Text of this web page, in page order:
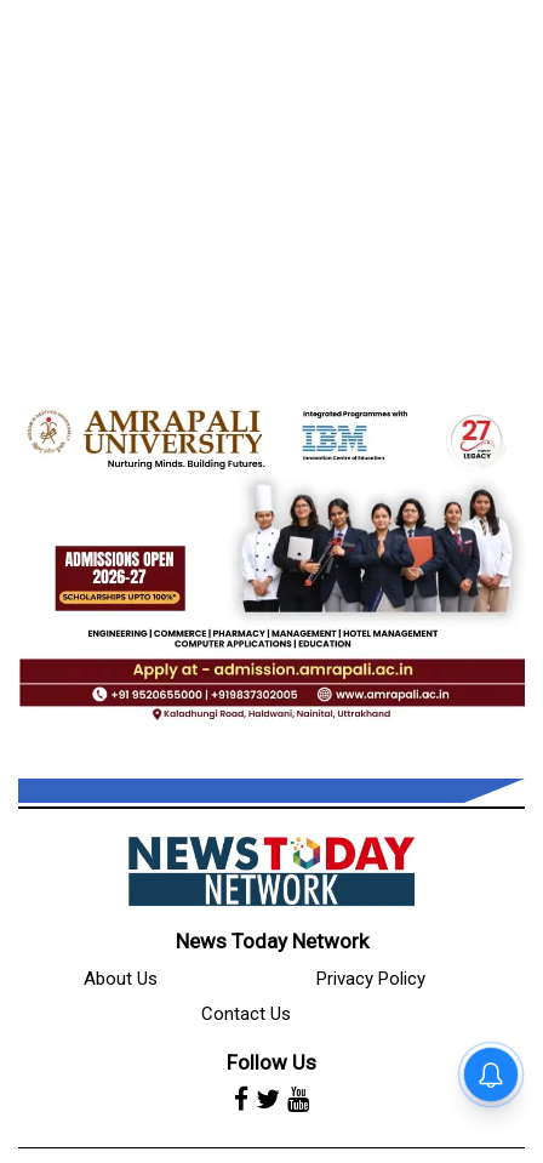
News Today Network
About Us
Privacy Policy
Contact Us
Follow Us